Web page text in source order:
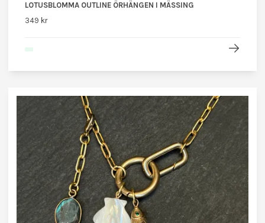
LOTUSBLOMMA OUTLINE ÖRHÄNGEN I MÄSSING
349 kr